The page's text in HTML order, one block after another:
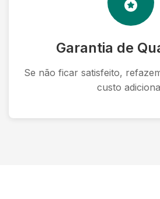
Garantia de
Se não ficar satisfeito,
custo